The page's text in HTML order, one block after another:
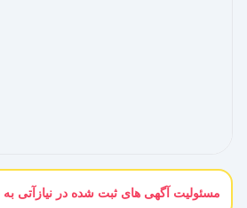
مسئولیت آگهی های ثبت شده در نیازآتی